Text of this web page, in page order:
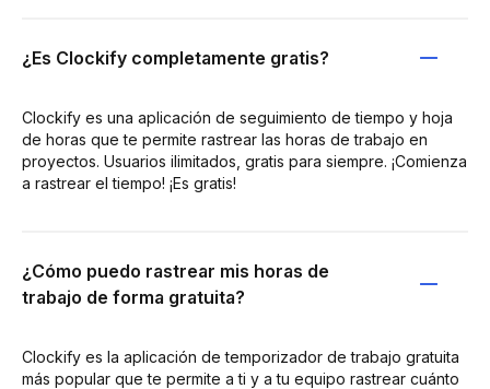
¿Es Clockify completamente gratis?
Clockify es una aplicación de seguimiento de tiempo y hoja
de horas que te permite rastrear las horas de trabajo en
proyectos. Usuarios ilimitados, gratis para siempre. ¡Comienza
a rastrear el tiempo! ¡Es gratis!
¿Cómo puedo rastrear mis horas de
trabajo de forma gratuita?
Clockify es la aplicación de temporizador de trabajo gratuita
más popular que te permite a ti y a tu equipo rastrear cuánto